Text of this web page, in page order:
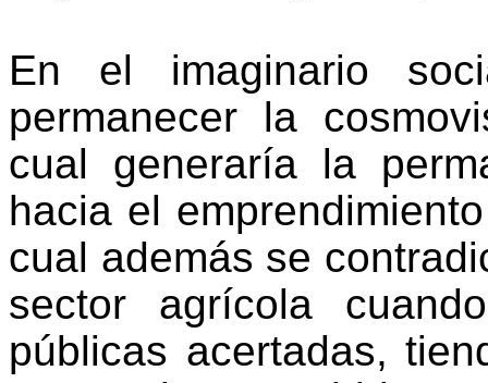
En el imaginario
permanecer la
cual generaría la
hacia el
cual además se
sector agrícola
públicas acertadas,